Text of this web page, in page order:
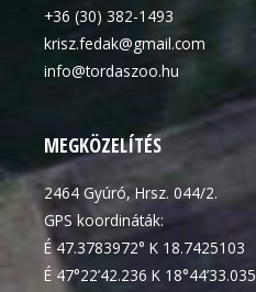
+36 (30) 382-1493
krisz.fedak@gmail.com
info@tordaszoo.hu
MEGKÖZELÍTÉS
2464 Gyúró, Hrsz. 044/2.
GPS koordináták:
É 47.3783972° K 18.7425103
É 47°22’42.236 K 18°44’33.035